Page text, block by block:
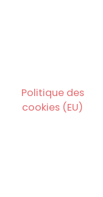
Politique des
cookies (EU)